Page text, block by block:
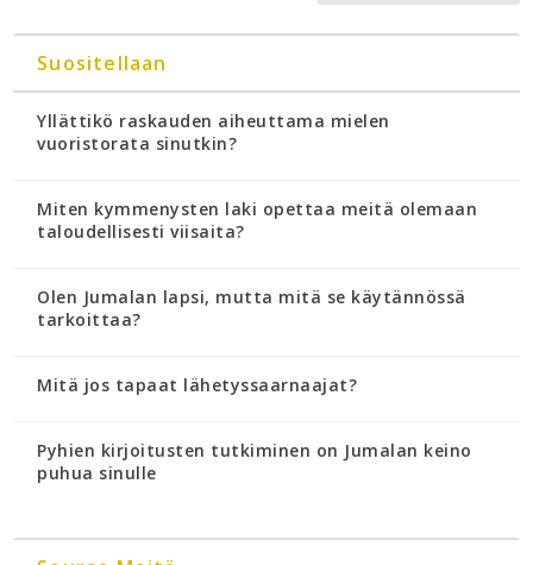
Suositellaan
Yllättikö raskauden aiheuttama mielen
vuoristorata sinutkin?
Miten kymmenysten laki opettaa meitä olemaan
taloudellisesti viisaita?
Olen Jumalan lapsi, mutta mitä se käytännössä
tarkoittaa?
Mitä jos tapaat lähetyssaarnaajat?
Pyhien kirjoitusten tutkiminen on Jumalan keino
puhua sinulle